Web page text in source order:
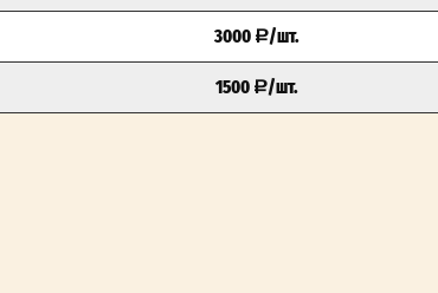
3000 /шт.
1500 /шт.